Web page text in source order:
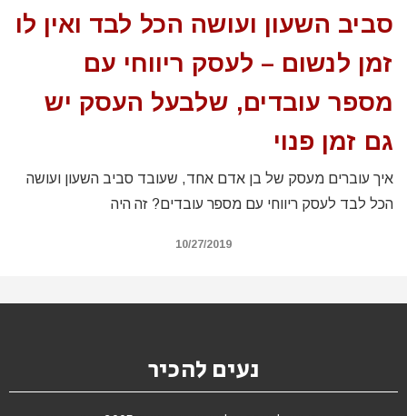
סביב השעון ועושה הכל לבד ואין לו
זמן לנשום – לעסק ריווחי עם
מספר עובדים, שלבעל העסק יש
גם זמן פנוי
איך עוברים מעסק של בן אדם אחד, שעובד סביב השעון ועושה
הכל לבד לעסק ריווחי עם מספר עובדים? זה היה
10/27/2019
נעים להכיר